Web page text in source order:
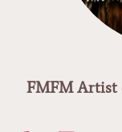
FMFM Artist